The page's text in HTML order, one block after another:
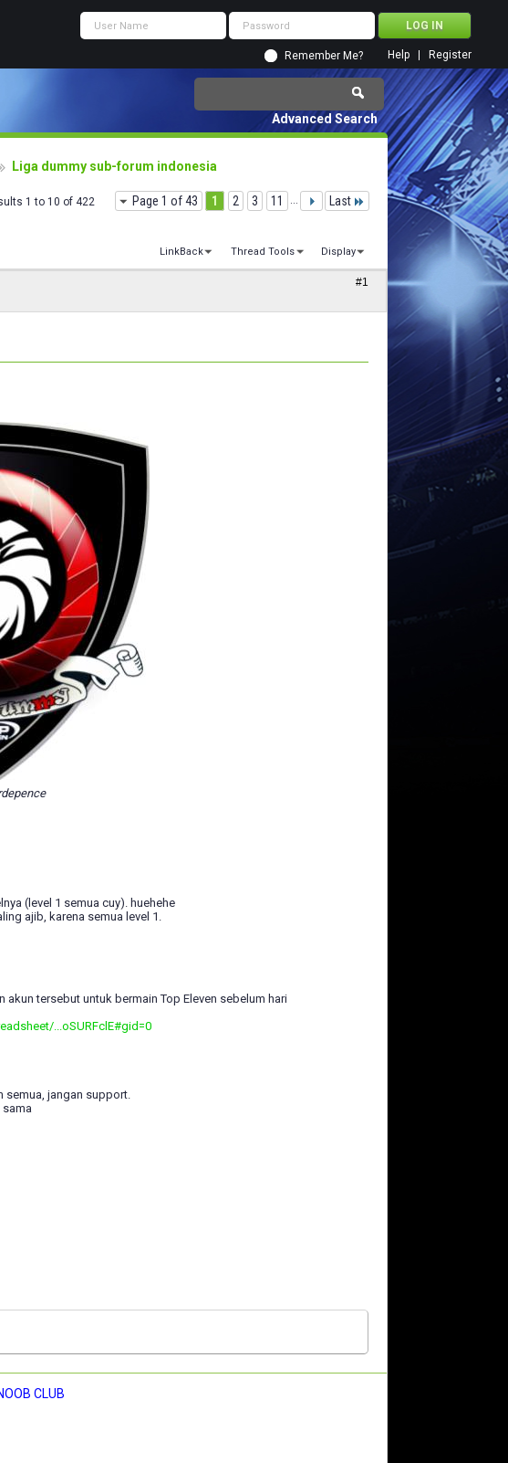
Remember Me? Register
Help
Advanced Search
Liga dummy sub-forum indonesia
Page 1 of 43 1 2 3 11 ... Last
1 to 10 of 422
LinkBack Thread Tools Display
#1
(level 1 semua cuy). huehehe
ajib, karena semua level 1.
tersebut untuk bermain Top Eleven sebelum hari
...oSURFclE#gid=0
semua, jangan support.
CLUB